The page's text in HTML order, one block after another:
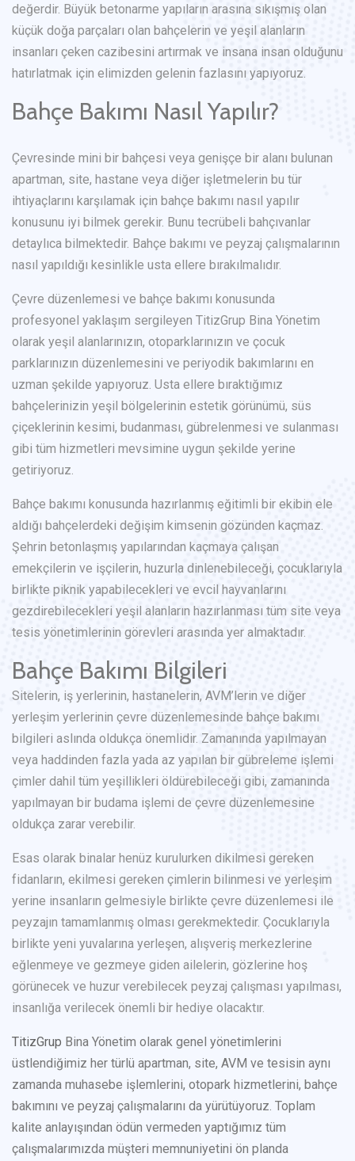
değerdir. Büyük betonarme yapıların arasına sıkışmış olan
küçük doğa parçaları olan bahçelerin ve yeşil alanların
insanları çeken cazibesini artırmak ve insana insan olduğunu
hatırlatmak için elimizden gelenin fazlasını yapıyoruz.
Bahçe Bakımı Nasıl Yapılır?
Çevresinde mini bir bahçesi veya genişçe bir alanı bulunan
apartman, site, hastane veya diğer işletmelerin bu tür
ihtiyaçlarını karşılamak için bahçe bakımı nasıl yapılır
konusunu iyi bilmek gerekir. Bunu tecrübeli bahçıvanlar
detaylıca bilmektedir. Bahçe bakımı ve peyzaj çalışmalarının
nasıl yapıldığı kesinlikle usta ellere bırakılmalıdır.
Çevre düzenlemesi ve bahçe bakımı konusunda
profesyonel yaklaşım sergileyen TitizGrup Bina Yönetim
olarak yeşil alanlarınızın, otoparklarınızın ve çocuk
parklarınızın düzenlemesini ve periyodik bakımlarını en
uzman şekilde yapıyoruz. Usta ellere bıraktığımız
bahçelerinizin yeşil bölgelerinin estetik görünümü, süs
çiçeklerinin kesimi, budanması, gübrelenmesi ve sulanması
gibi tüm hizmetleri mevsimine uygun şekilde yerine
getiriyoruz.
Bahçe bakımı konusunda hazırlanmış eğitimli bir ekibin ele
aldığı bahçelerdeki değişim kimsenin gözünden kaçmaz.
Şehrin betonlaşmış yapılarından kaçmaya çalışan
emekçilerin ve işçilerin, huzurla dinlenebileceği, çocuklarıyla
birlikte piknik yapabilecekleri ve evcil hayvanlarını
gezdirebilecekleri yeşil alanların hazırlanması tüm site veya
tesis yönetimlerinin görevleri arasında yer almaktadır.
Bahçe Bakımı Bilgileri
Sitelerin, iş yerlerinin, hastanelerin, AVM’lerin ve diğer
yerleşim yerlerinin çevre düzenlemesinde bahçe bakımı
bilgileri aslında oldukça önemlidir. Zamanında yapılmayan
veya haddinden fazla yada az yapılan bir gübreleme işlemi
çimler dahil tüm yeşillikleri öldürebileceği gibi, zamanında
yapılmayan bir budama işlemi de çevre düzenlemesine
oldukça zarar verebilir.
Esas olarak binalar henüz kurulurken dikilmesi gereken
fidanların, ekilmesi gereken çimlerin bilinmesi ve yerleşim
yerine insanların gelmesiyle birlikte çevre düzenlemesi ile
peyzajın tamamlanmış olması gerekmektedir. Çocuklarıyla
birlikte yeni yuvalarına yerleşen, alışveriş merkezlerine
eğlenmeye ve gezmeye giden ailelerin, gözlerine hoş
görünecek ve huzur verebilecek peyzaj çalışması yapılması,
insanlığa verilecek önemli bir hediye olacaktır.
TitizGrup Bina Yönetim olarak genel yönetimlerini
üstlendiğimiz her türlü apartman, site, AVM ve tesisin aynı
zamanda muhasebe işlemlerini, otopark hizmetlerini, bahçe
bakımını ve peyzaj çalışmalarını da yürütüyoruz. Toplam
kalite anlayışından ödün vermeden yaptığımız tüm
çalışmalarımızda müşteri memnuniyetini ön planda